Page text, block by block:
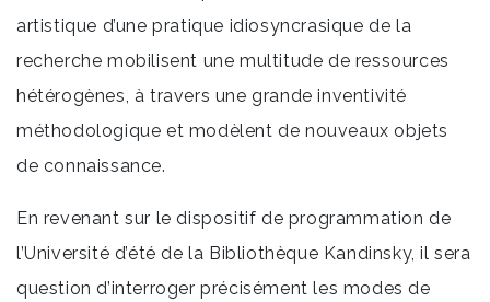
artistique d’une pratique idiosyncrasique de la
recherche mobilisent une multitude de ressources
hétérogènes, à travers une grande inventivité
méthodologique et modèlent de nouveaux objets
de connaissance.
En revenant sur le dispositif de programmation de
l’Université d’été de la Bibliothèque Kandinsky, il sera
question d’interroger précisément les modes de